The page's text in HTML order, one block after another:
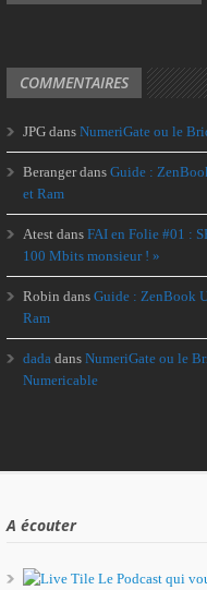
COMMENTAIRES
JPG dans NumeriGate ou le
Berangerdans Guide :
et Ram
Atest dans FAI en Folie #01 :
100 Mbits monsieur ! »
Robin dans Guide : ZenBook
Ram
dada dans NumeriGate ou le
Numericable
A écouter